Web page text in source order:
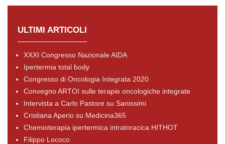
ULTIMI ARTICOLI
XXXI Congresso Nazionale AIDA
Ipertermia total body
Congresso di Oncologia Integrata 2020
Convegno ARTOI sulle terapie oncologiche integrate
Intervista a Carlo Pastore su Sanissimi
Cristiana Aperio su Medicina365
Chemioterapia ipertermica intratoracica HITHOT
Filippo Lococo